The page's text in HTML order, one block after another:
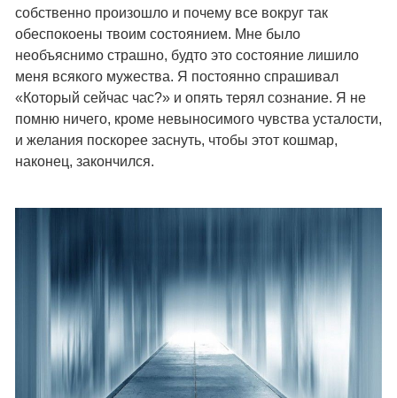
собственно произошло и почему все вокруг так
обеспокоены твоим состоянием. Мне было
необъяснимо страшно, будто это состояние лишило
меня всякого мужества. Я постоянно спрашивал
«Который сейчас час?» и опять терял сознание. Я не
помню ничего, кроме невыносимого чувства усталости,
и желания поскорее заснуть, чтобы этот кошмар,
наконец, закончился.